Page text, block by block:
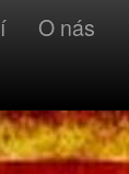
O nás